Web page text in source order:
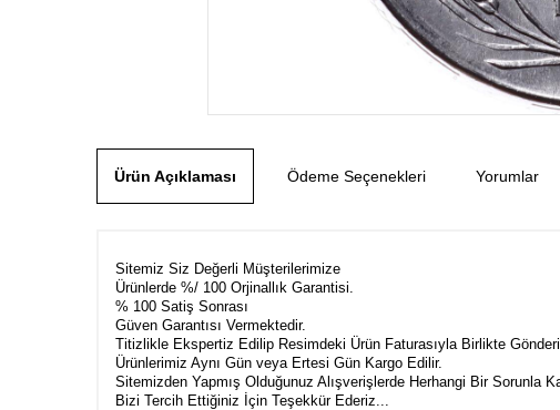
Ürün Açıklaması Ödeme Seçenekleri Yorumlar
Sitemiz Siz Değerli Müşterilerimize
Ürünlerde %/ 100 Orjinallık Garantisi.
% 100 Satiş Sonrası
Güven Garantısı Vermektedir.
Titizlikle Ekspertiz Edilip Resimdeki Ürün Faturasıyla Birlikte
Ürünlerimiz Aynı Gün veya Ertesi Gün Kargo Edilir.
Sitemizden Yapmış Olduğunuz Alışverişlerde Herhangi Bir Sorunla
Bizi Tercih Ettiğiniz İçin Teşekkür Ederiz...